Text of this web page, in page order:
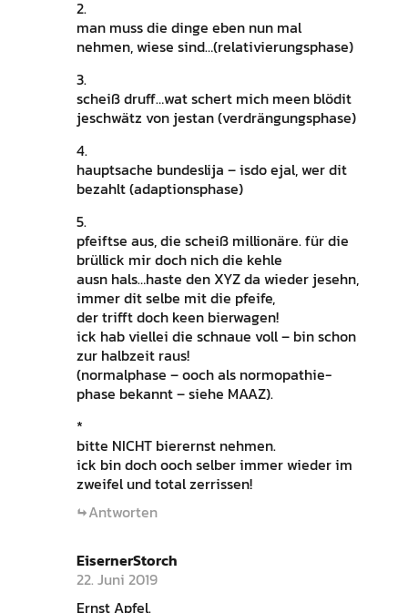
2.
man muss die dinge eben nun mal
nehmen, wiese sind…(relativierungsphase)
3.
scheiß druff…wat schert mich meen blödit
jeschwätz von jestan (verdrängungsphase)
4.
hauptsache bundeslija – isdo ejal, wer dit
bezahlt (adaptionsphase)
5.
pfeiftse aus, die scheiß millionäre. für die
brüllick mir doch nich die kehle
ausn hals…haste den XYZ da wieder jesehn,
immer dit selbe mit die pfeife,
der trifft doch keen bierwagen!
ick hab viellei die schnaue voll – bin schon
zur halbzeit raus!
(normalphase – ooch als normopathie-
phase bekannt – siehe MAAZ).
*
bitte NICHT bierernst nehmen.
ick bin doch ooch selber immer wieder im
zweifel und total zerrissen!
Antworten
EisernerStorch
22. Juni 2019
Ernst Apfel.